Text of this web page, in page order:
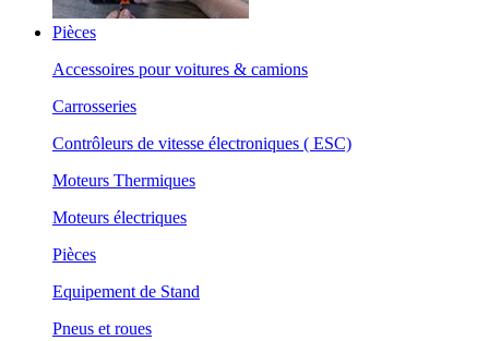
Pièces
Accessoires pour voitures & camions
Carrosseries
Contrôleurs de vitesse électroniques ( ESC)
Moteurs Thermiques
Moteurs électriques
Pièces
Equipement de Stand
Pneus et roues